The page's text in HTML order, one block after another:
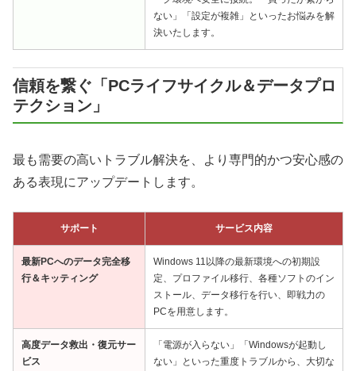
ない」「設定が複雑」といったお悩みを解
決いたします。
信頼を繋ぐ「PCライフサイクル＆データプロ
テクション」
最も需要の高いトラブル解決を、より専門的かつ安心感の
ある表現にアップデートします。
サポート サービス内容
最新PCへのデータ完全移
行＆キッティング
Windows 11以降の最新環境への初期設
定、プロファイル移行、各種ソフトのイン
ストール、データ移行を行い、即戦力の
PCを用意します。
高度データ救出・復元サー
ビス
「電源が入らない」「Windowsが起動し
ない」といった重度トラブルから、大切な